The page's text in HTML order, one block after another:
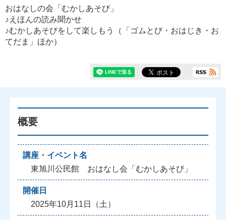
おはなしの会「むかしあそび」
♪えほんの読み聞かせ
♪むかしあそびをして楽しもう（「ゴムとび・おはじき・お
てだま」ほか）
概要
講座・イベント名
東旭川公民館 おはなし会「むかしあそび」
開催日
2025年10月11日（土）